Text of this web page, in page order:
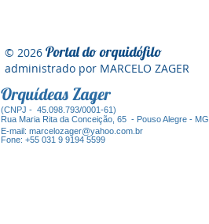
© 2026 Portal do orquidófilo
administrado por MARCELO ZAGER
Orquídeas Zager
(CNPJ - 45.098.793/0001-61)
Rua Maria Rita da Conceição, 65 - Pouso Alegre - MG
E-mail: marcelozager@yahoo.com.br
Fone: +55 031 9 9194 5599